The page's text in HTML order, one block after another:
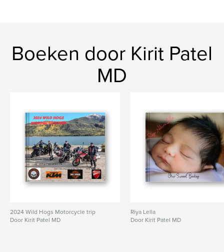
Boeken door Kirit Patel
MD
2024 Wild Hogs Motorcycle trip
Door Kirit Patel MD
Riya Lella
Door Kirit Patel MD